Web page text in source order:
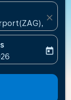
close
return-date-
today